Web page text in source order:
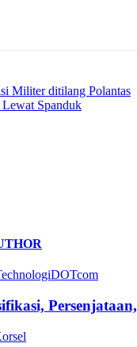
Militer ditilang Polantas
Spanduk